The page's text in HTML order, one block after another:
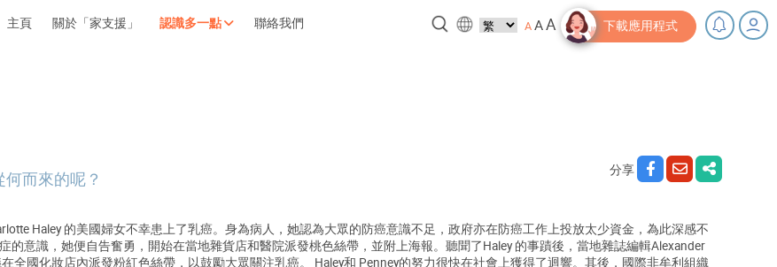
主頁 關於「家支援」 認識多一點
小貼士‧「家」資源
聯絡我們 AAA 下載應用程式
分享
而來的呢？
Haley 的美國婦女不幸患上了乳癌。身為病人，她認為大眾的防癌意識不足，政府亦在防癌工作上投放太少資金，為此深感不
的意識，她便自告奮勇，開始在當地雜貨店和醫院派發桃色絲帶，並附上海報。聽聞了Haley 的事蹟後，當地雜誌編輯Alexander
全國化妝店內派發粉紅色絲帶，以鼓勵大眾關注乳癌。 Haley和 Penney的努力很快在社會上獲得了迴響。其後，國際非牟利組織